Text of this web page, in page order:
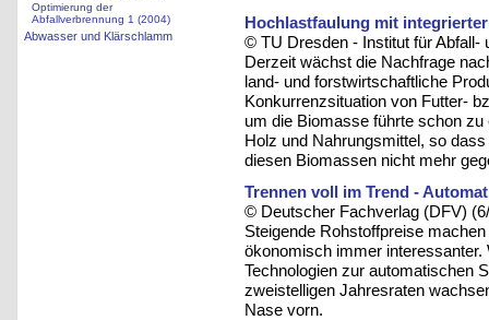
Optimierung der
Abfallverbrennung 1 (2004)
Abwasser und Klärschlamm
Hochlastfaulung mit
© TU Dresden - Institut für Abfall-
Derzeit wächst die Nachfrage
land- und forstwirtschaftliche
Konkurrenzsituation von Futter-
um die Biomasse führte schon
Holz und Nahrungsmittel, so
diesen Biomassen nicht mehr
Trennen voll im Trend -
© Deutscher Fachverlag (DFV)
Steigende Rohstoffpreise
ökonomisch immer
Technologien zur automatischen
zweistelligen Jahresraten
Nase vorn.